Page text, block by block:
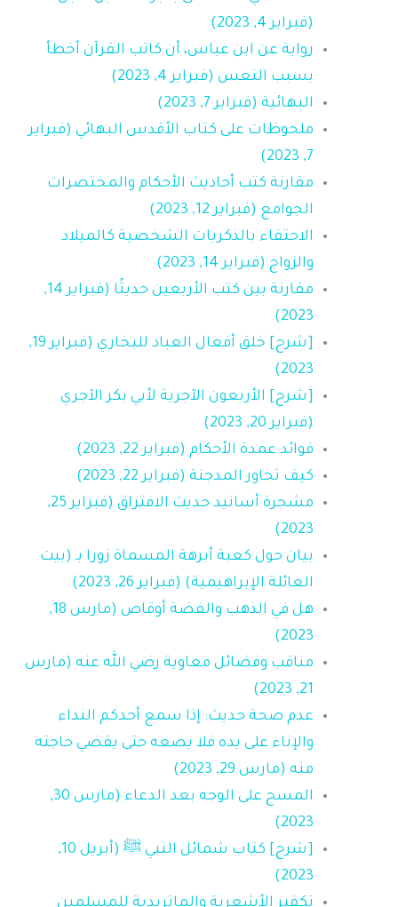
(فبراير 4, 2023)
رواية عن ابن ‌عباس، أن كاتب القرآن أخطأ
بسبب النعس (فبراير 4, 2023)
البهائية (فبراير 7, 2023)
ملحوظات على كتاب الأقدس البهائي (فبراير
7, 2023)
مقارنة كتب أحاديث الأحكام والمختصرات
الجوامع (فبراير 12, 2023)
الاحتفاء بالذكريات الشخصية كالميلاد
والزواج (فبراير 14, 2023)
مقارنة بين كتب الأربعين حديثًا (فبراير 14,
2023)
[شرح] خلق أفعال العباد للبخاري (فبراير 19,
2023)
[شرح] الأربعون الآجرية لأبي بكر الآجري
(فبراير 20, 2023)
فوائد عمدة الأحكام (فبراير 22, 2023)
كيف تحاور المدجنة (فبراير 22, 2023)
مشجرة أسانيد حديث الافتراق (فبراير 25,
2023)
بيان حول كعبة أبرهة المسماة زورا بـ (بيت
العائلة الإبراهيمية) (فبراير 26, 2023)
هل في الذهب والفضة أوقاص (مارس 18,
2023)
مناقب وفضائل معاوية رضي الله عنه (مارس
21, 2023)
عدم صحة حديث: إذا سمع أحدكم النداء
والإناء على يده فلا يضعه حتى يقضي حاجته
منه (مارس 29, 2023)
المسح على الوجه بعد الدعاء (مارس 30,
2023)
[شرح] كتاب شمائل النبي ﷺ (أبريل 10,
2023)